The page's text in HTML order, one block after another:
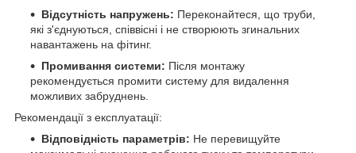
Відсутність напружень: Переконайтеся, що труби,
які з'єднуються, співвісні і не створюють згинальних
навантажень на фітинг.
Промивання системи: Після монтажу
рекомендується промити систему для видалення
можливих забруднень.
Рекомендації з експлуатації:
Відповідність параметрів: Не перевищуйте